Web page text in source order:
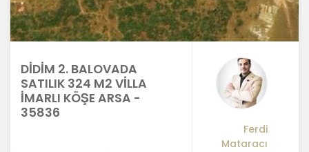
DİDİM 2. BALOVADA
SATILIK 324 M2 VİLLA
İMARLI KÖŞE ARSA -
35836
Ferdi
Mataracı